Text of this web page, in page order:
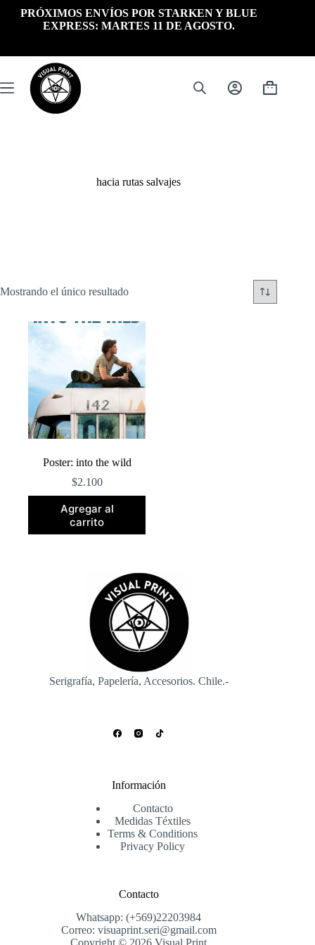
PRÓXIMOS ENVÍOS POR STARKEN Y BLUE
EXPRESS: MARTES 11 DE AGOSTO.
Carrito
hacia rutas salvajes
Mostrando el único resultado
Poster: into the wild
$2.100
Agregar al
carrito
Serigrafía, Papelería, Accesorios. Chile.-
Información
Contacto
Medidas Téxtiles
Terms & Conditions
Privacy Policy
Contacto
Whatsapp: (+569)22203984
Correo: visuaprint.seri@gmail.com
Copyright © 2026 Visual Print